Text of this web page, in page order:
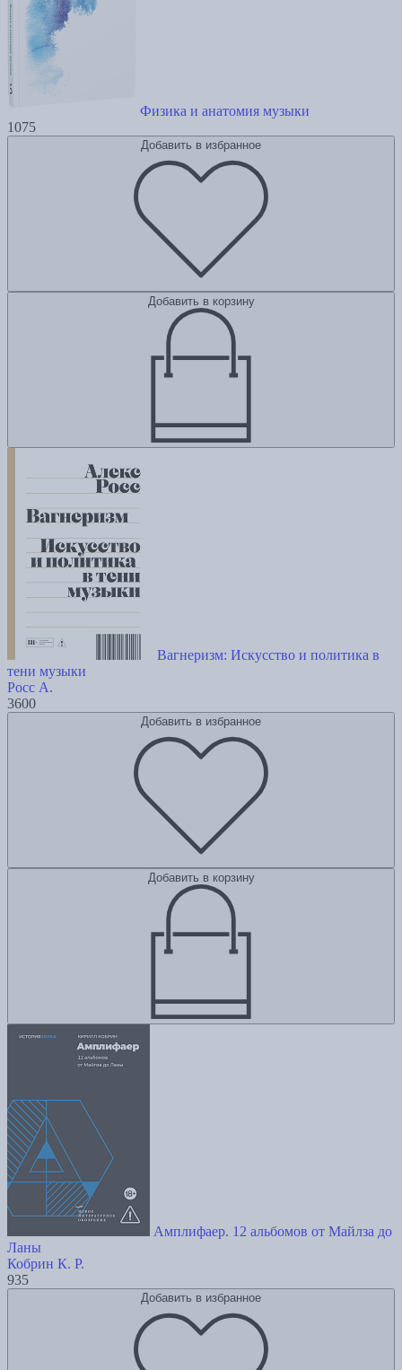
Физика и анатомия музыки
1075
Добавить в избранное
Добавить в корзину
Вагнеризм: Искусство и политика в
тени музыки
Росс А.
3600
Добавить в избранное
Добавить в корзину
Амплифаер. 12 альбомов от Майлза до
Ланы
Кобрин К. Р.
935
Добавить в избранное